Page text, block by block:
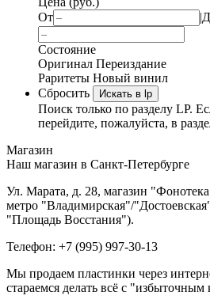
От
|
Состояние
Оригинал Переиздание
Раритеты Новый винил
Сбросить
Искать в lp
Поиск только по разделу LP.
перейдите, пожалуйста, в
Магазин
Наш магазин в Санкт-Петербурге
Ул. Марата, д. 28, магазин
метро "Владимирская"/
"Площадь Восстания").
Телефон: +7 (995) 997-30-13
Мы продаем пластинки через
стараемся делать всё с "избыточным